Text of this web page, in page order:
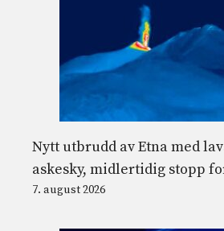
Nytt utbrudd av Etna med
askesky, midlertidig stopp
7. august 2026